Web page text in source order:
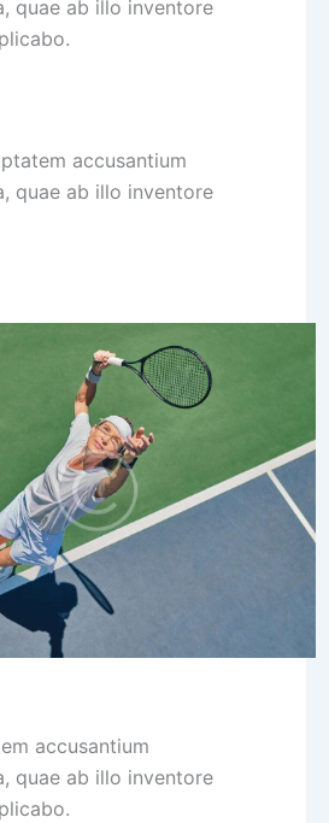
quae ab illo inventore
accusantium
quae ab illo inventore
accusantium
quae ab illo inventore